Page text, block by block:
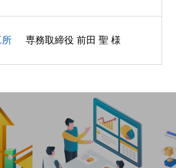
専務取締役 前田 聖 様